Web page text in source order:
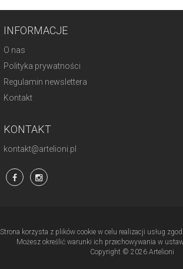
INFORMACJE
O nas
Polityka prywatności
Regulamin newslettera
Kontakt
KONTAKT
kontakt@artelioni.pl
Strona korzysta z plików cookie w celu realizacji usług
Możesz określić warunki ich przechowywania w
Copyright © 2026 Artelioni